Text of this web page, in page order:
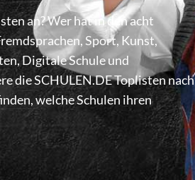
an? Wer hat in den acht
Sport, Kunst,
Digitale Schule und
die SCHULEN.DE Toplisten nach
welche Schulen ihren